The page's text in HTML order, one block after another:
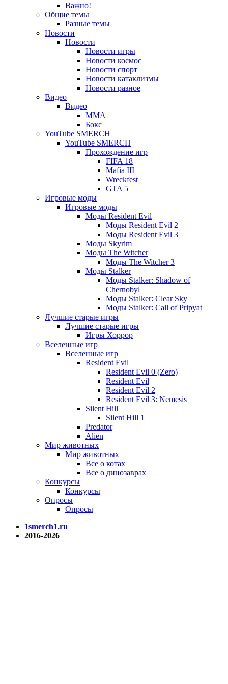
вкладке)
новой
вкладке)
Важно!
Общие темы
Разные темы
Новости
Новости
Новости игры
Новости космос
Новости спорт
Новости катаклизмы
Новости разное
Видео
Видео
ММА
Бокс
YouTube SMERCH
YouTube SMERCH
Прохождение игр
FIFA 18
Mafia III
Wreckfest
GTA 5
Игровые моды
Игровые моды
Моды Resident Evil
Моды Resident Evil 2
Моды Resident Evil 3
Моды Skyrim
Моды The Witcher
Моды The Witcher 3
Моды Stalker
Моды Stalker: Shadow of
Chernobyl
Моды Stalker: Clear Sky
Моды Stalker: Call of Pripyat
Лучшие старые игры
Лучшие старые игры
Игры Хоррор
Вселенные игр
Вселенные игр
Resident Evil
Resident Evil 0 (Zero)
Resident Evil
Resident Evil 2
Resident Evil 3: Nemesis
Silent Hill
Silent Hill 1
Predator
Alien
Мир животных
Мир животных
Все о котах
Все о динозаврах
Конкурсы
Конкурсы
Опросы
Опросы
1smerch1.ru
2016-2026